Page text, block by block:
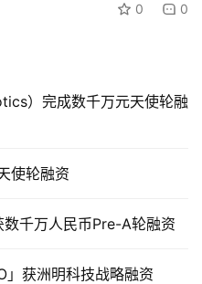
0 0
）完成数千万元天使轮融
使轮融资
千万人民币Pre-A轮融资
」获洲明科技战略融资